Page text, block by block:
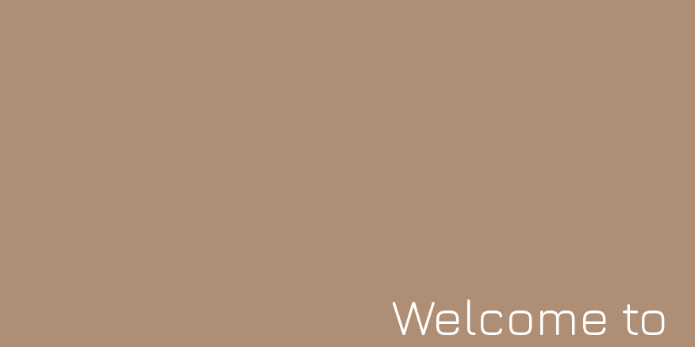
Welcome to